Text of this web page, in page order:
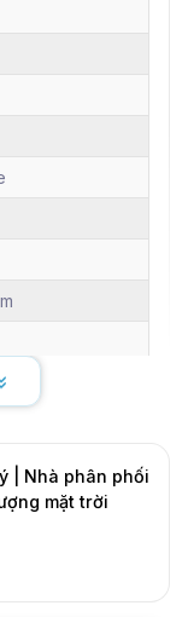
| Nhà phân phối
mặt trời